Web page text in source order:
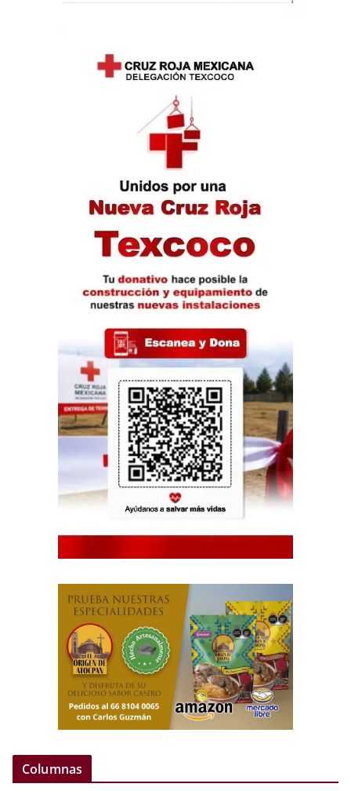
Columnas